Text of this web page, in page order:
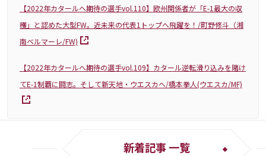
【2022年カタールへ期待の選手vol.110】欧州関係者が「E-1最大の収
穫」と認めた大型FW。近未来の代表1トップへ飛躍を！/町野修斗（湘
南ベルマーレ/FW)
【2022年カタールへ期待の選手vol.109】カタール逆転滑り込みを賭け
てE-1制覇に闘志。そして新天地・ウエスカへ/橋本拳人(ウエスカ/MF)
新着記事 一覧